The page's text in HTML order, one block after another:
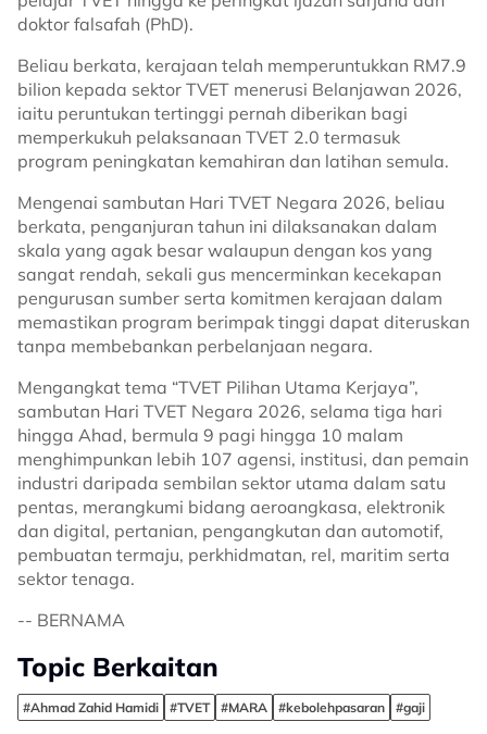
doktor falsafah (PhD).
Beliau berkata, kerajaan telah memperuntukkan RM7.9
bilion kepada sektor TVET menerusi Belanjawan 2026,
iaitu peruntukan tertinggi pernah diberikan bagi
memperkukuh pelaksanaan TVET 2.0 termasuk
program peningkatan kemahiran dan latihan semula.
Mengenai sambutan Hari TVET Negara 2026, beliau
berkata, penganjuran tahun ini dilaksanakan dalam
skala yang agak besar walaupun dengan kos yang
sangat rendah, sekali gus mencerminkan kecekapan
pengurusan sumber serta komitmen kerajaan dalam
memastikan program berimpak tinggi dapat diteruskan
tanpa membebankan perbelanjaan negara.
Mengangkat tema “TVET Pilihan Utama Kerjaya”,
sambutan Hari TVET Negara 2026, selama tiga hari
hingga Ahad, bermula 9 pagi hingga 10 malam
menghimpunkan lebih 107 agensi, institusi, dan pemain
industri daripada sembilan sektor utama dalam satu
pentas, merangkumi bidang aeroangkasa, elektronik
dan digital, pertanian, pengangkutan dan automotif,
pembuatan termaju, perkhidmatan, rel, maritim serta
sektor tenaga.
-- BERNAMA
Topic Berkaitan
#Ahmad Zahid Hamidi #TVET #MARA #kebolehpasaran #gaji